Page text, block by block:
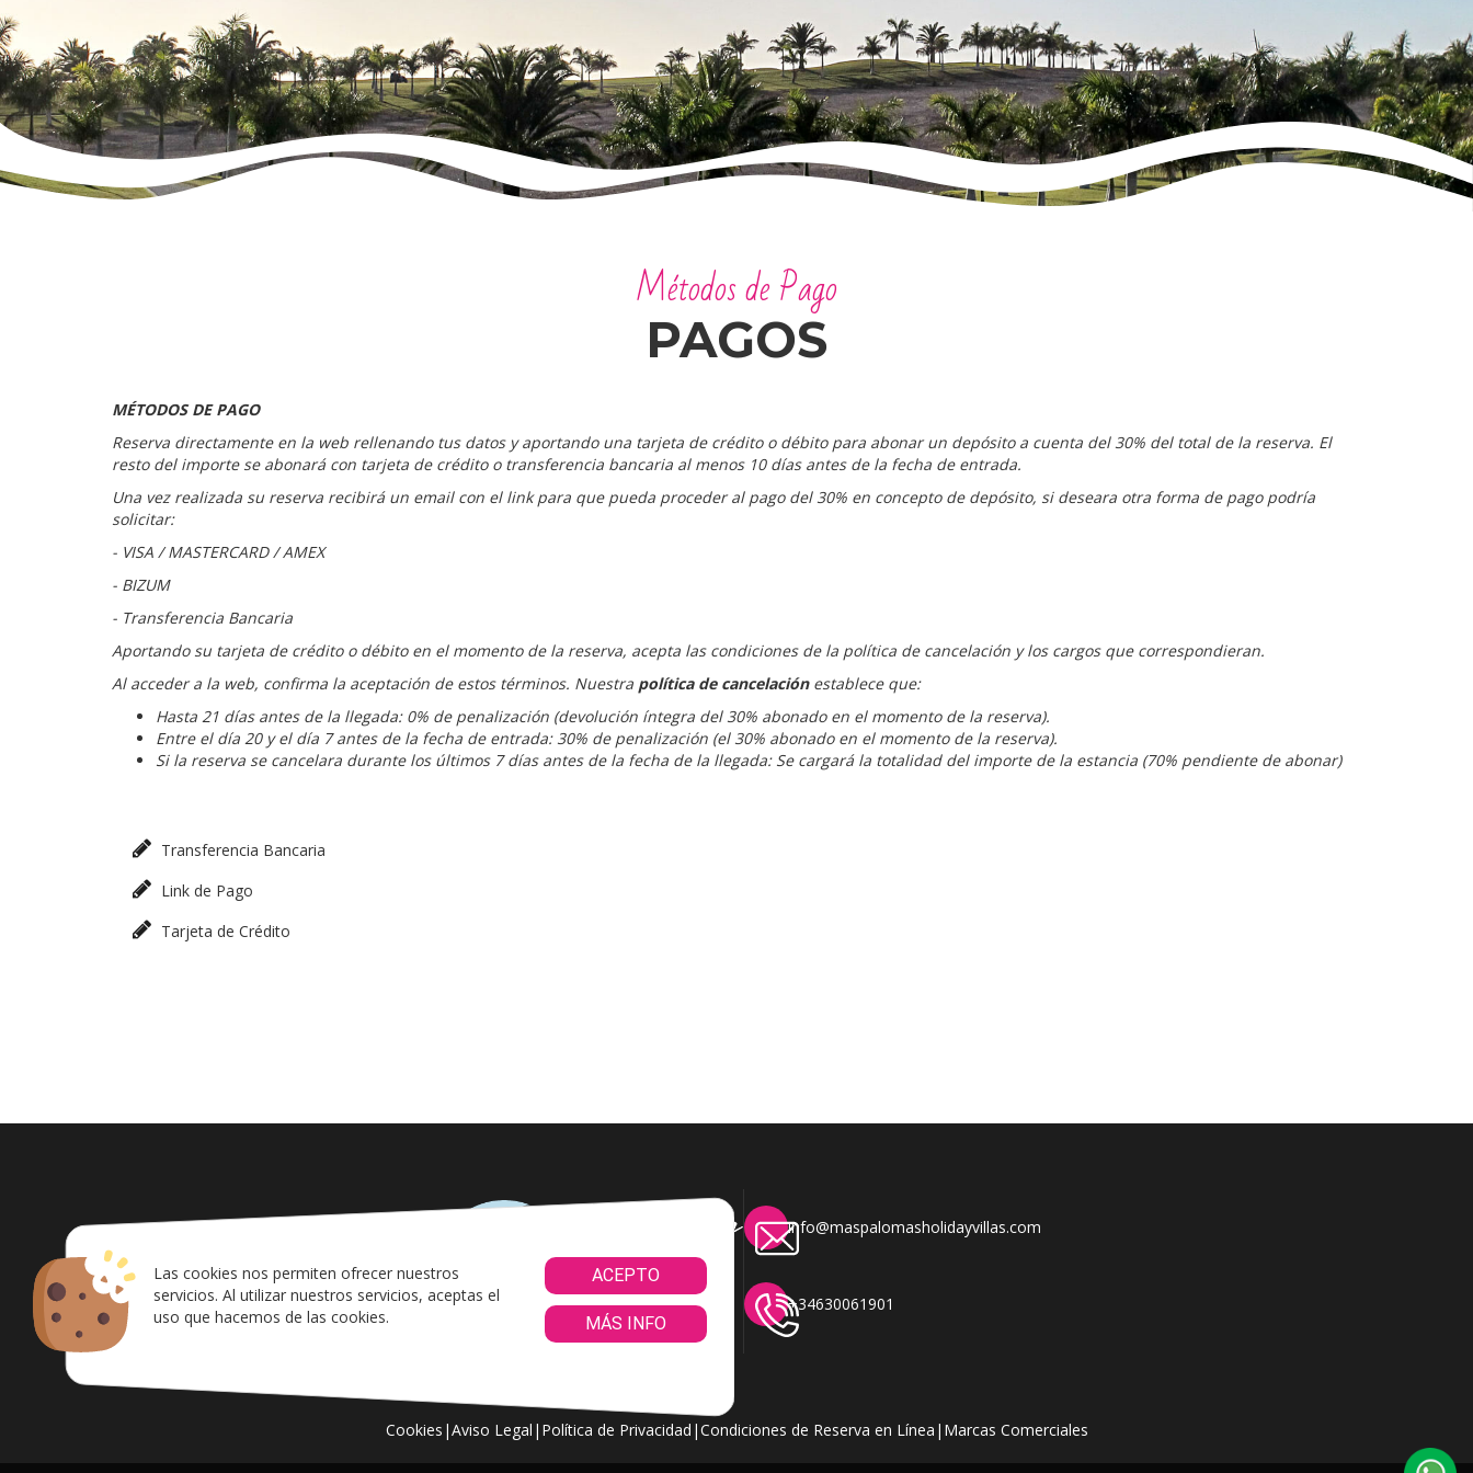
Las cookies nos permiten ofrecer nuestros
servicios. Al utilizar nuestros servicios, aceptas el
uso que hacemos de las cookies.
ACEPTO
MÁS INFO
Métodos de Pago
PAGOS
MÉTODOS DE PAGO
Reserva directamente en la web rellenando tus datos y aportando una tarjeta de crédito o débito para abonar un depósito a cuenta del 30% del total de la reserva. El
resto del importe se abonará con tarjeta de crédito o transferencia bancaria al menos 10 días antes de la fecha de entrada.
Una vez realizada su reserva recibirá un email con el link para que pueda proceder al pago del 30% en concepto de depósito, si deseara otra forma de pago podría
solicitar:
- VISA / MASTERCARD / AMEX
- BIZUM
- Transferencia Bancaria
Aportando su tarjeta de crédito o débito en el momento de la reserva, acepta las condiciones de la política de cancelación y los cargos que correspondieran.
Al acceder a la web, confirma la aceptación de estos términos. Nuestra política de cancelación establece que:
Hasta 21 días antes de la llegada: 0% de penalización (devolución íntegra del 30% abonado en el momento de la reserva).
Entre el día 20 y el día 7 antes de la fecha de entrada: 30% de penalización (el 30% abonado en el momento de la reserva).
Si la reserva se cancelara durante los últimos 7 días antes de la fecha de la llegada: Se cargará la totalidad del importe de la estancia (70% pendiente de abonar)
Transferencia Bancaria
Link de Pago
Tarjeta de Crédito
info@maspalomasholidayvillas.com
+34630061901
Cookies |Aviso Legal | Política de Privacidad |Condiciones de Reserva en Línea | Marcas Comerciales